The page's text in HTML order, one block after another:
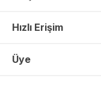
Hızlı Erişim
Üye